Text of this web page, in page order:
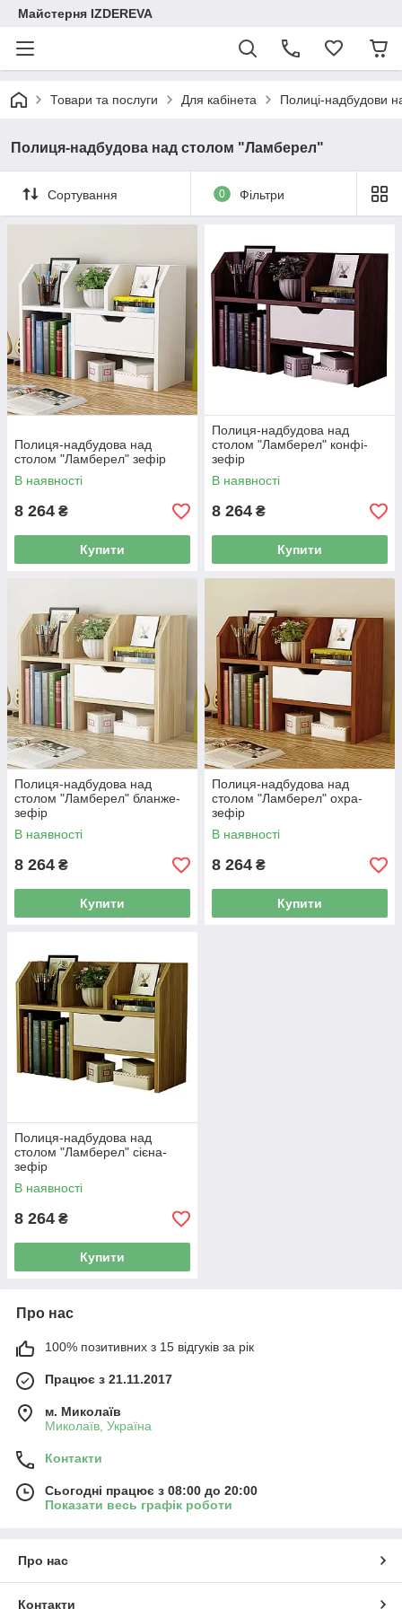
Майстерня IZDEREVA
Товари та послуги Для кабінета Полиці-надбудови
Полиця-надбудова над столом "Ламберел"
Сортування 0 Фільтри
Полиця-надбудова над
столом "Ламберел" зефір
В наявності
8 264 ₴
Купити
Полиця-надбудова над
столом "Ламберел" конфі-
зефір
В наявності
8 264 ₴
Купити
Полиця-надбудова над
столом "Ламберел" бланже-
зефір
В наявності
8 264 ₴
Купити
Полиця-надбудова над
столом "Ламберел" охра-
зефір
В наявності
8 264 ₴
Купити
Полиця-надбудова над
столом "Ламберел" сієна-
зефір
В наявності
8 264 ₴
Купити
Про нас
100% позитивних з 15 відгуків за рік
Працює з 21.11.2017
м. Миколаїв
Миколаїв, Україна
Контакти
Сьогодні працює з 08:00 до 20:00
Показати весь графік роботи
Про нас
Контакти